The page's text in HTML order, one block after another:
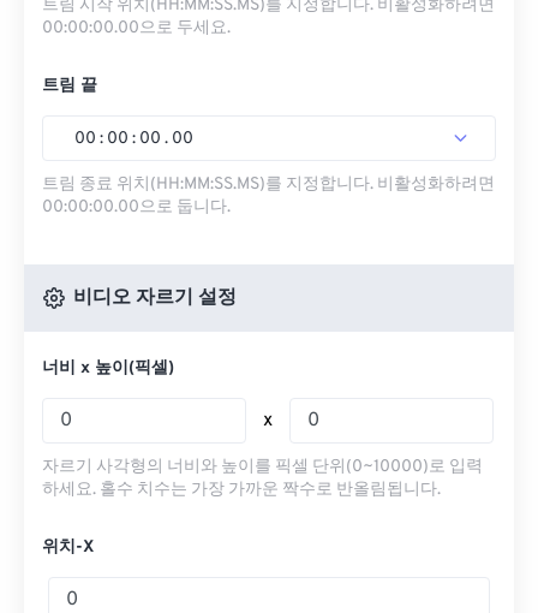
트림 시작 위치(HH:MM:SS.MS)를 지정합니다. 비활성화하려면
00:00:00.00으로 두세요.
트림 끝
00 : 00 : 00 . 00
트림 종료 위치(HH:MM:SS.MS)를 지정합니다. 비활성화하려면
00:00:00.00으로 둡니다.
비디오 자르기 설정
너비 x 높이(픽셀)
x
자르기 사각형의 너비와 높이를 픽셀 단위(0~10000)로 입력
하세요. 홀수 치수는 가장 가까운 짝수로 반올림됩니다.
위치-X